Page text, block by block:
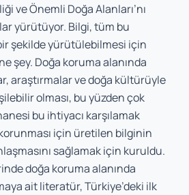
ve Önemli Doğa Alanları’nı
yürütüyor. Bilgi, tüm bu
şekilde yürütülebilmesi için
şey. Doğa koruma alanında
araştırmalar ve doğa kültürüyle
olması, bu yüzden çok
bu ihtiyacı karşılamak
için üretilen bilginin
sağlamak için kuruldu.
doğa koruma alanında
ait literatür, Türkiye’deki ilk